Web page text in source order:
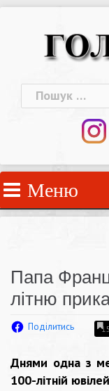
Пошук:
Меню
Папа
літню
Поділитись
Днями одна з
100-літній